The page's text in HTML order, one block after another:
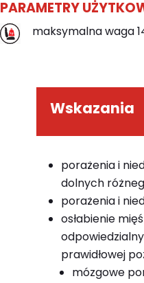
PARAMETRY
maksymalna waga
Wskazania
porażenia i
dolnych
porażenia i
osłabienie
prawidłowej
mózgowe